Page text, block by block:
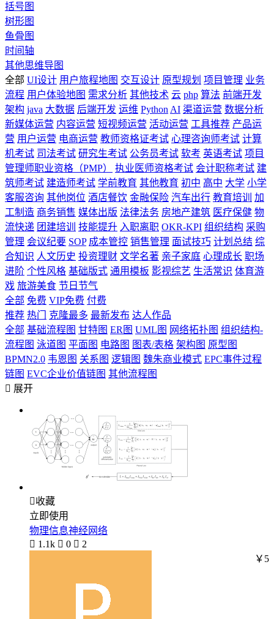
括号图
树形图
鱼骨图
时间轴
其他思维导图
全部 UI设计 用户旅程地图 交互设计 原型规划 项目管理 业务
流程 用户体验地图 需求分析 其他技术 云 php 算法 前端开发
架构 java 大数据 后端开发 运维 Python AI 渠道运营 数据分析
新媒体运营 内容运营 短视频运营 活动运营 工具推荐 产品运
营 用户运营 电商运营 教师资格证考试 心理咨询师考试 计算
机考试 司法考试 研究生考试 公务员考试 软考 英语考试 项目
管理师职业资格（PMP）
执业医师资格考试 会计职称考试 建
筑师考试 建造师考试 学前教育 其他教育 初中 高中 大学 小学
客服咨询 其他岗位 酒店餐饮 金融保险 汽车出行 教育培训
加
工制造 商务销售 媒体出版 法律法务 房地产建筑 医疗保健 物
流快递 团建培训 技能提升 入职离职 OKR-KPI 组织结构 采购
管理 会议纪要 SOP 成本管控 销售管理 面试技巧 计划总结 综
合知识 人文历史 投资理财 文学名著 亲子家庭 心理成长 职场
进阶 个性风格 基础版式 通用模板 影视综艺 生活常识 体育游
戏 旅游美食 节日节气
全部 免费 VIP免费 付费
推荐 热门 克隆最多 最新发布 达人作品
全部 基础流程图 甘特图 ER图 UML图 网络拓扑图 组织结构-
流程图 泳道图 平面图 电路图 图表/表格 架构图 原型图
BPMN2.0 韦恩图 关系图 逻辑图 魏朱商业模式 EPC事件过程
链图 EVC企业价值链图 其他流程图
 展开
收藏
立即使用
物理信息神经网络
 1.1k  0  2
￥5